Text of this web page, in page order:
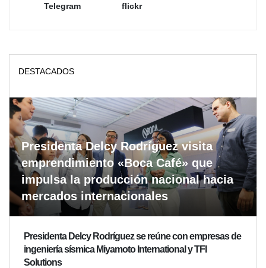
Telegram flickr
DESTACADOS
Presidenta Delcy Rodríguez visita
emprendimiento «Boca Café» que
impulsa la producción nacional hacia
mercados internacionales
Presidenta Delcy Rodríguez se reúne con empresas de
ingeniería sísmica Miyamoto International y TFI
Solutions